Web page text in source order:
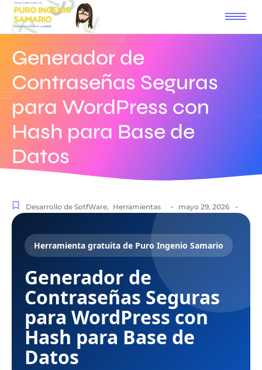
Generador de
Contraseñas Seguras
para WordPress con
Hash para Base de
Datos
Desarrollo de SotfWare, Herramientas - mayo 29, 2026 -
Herramienta gratuita de Puro Ingenio Samario
Generador de
Contraseñas Seguras
para WordPress con
Hash para Base de
Datos